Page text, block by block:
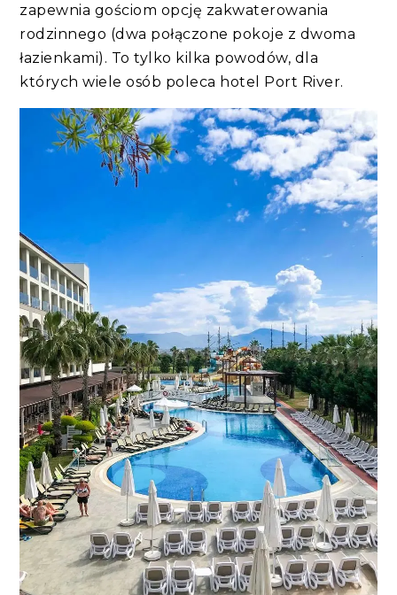
zapewnia gościom opcję zakwaterowania
rodzinnego (dwa połączone pokoje z dwoma
łazienkami). To tylko kilka powodów, dla
których wiele osób poleca hotel Port River.